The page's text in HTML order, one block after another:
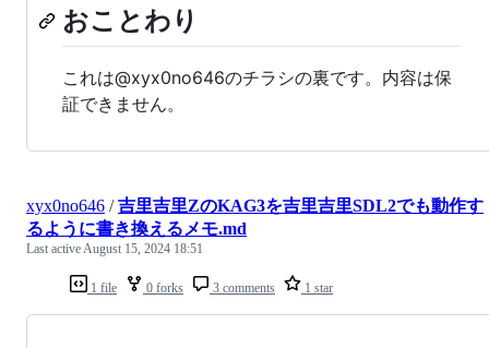
おことわり
これは@xyx0no646のチラシの裏です。内容は保
証できません。
1 file 0 forks 3 comments 1 star
xyx0no646 /吉里吉里ZのKAG3を吉里吉里SDL2でも動作す
るように書き換えるメモ.md
Last active August 15, 2024 18:51